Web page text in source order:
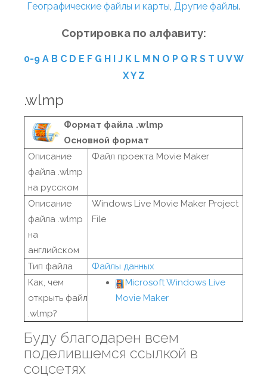
Географические файлы и карты, Другие файлы.
Сортировка по алфавиту:
0-9 A B C D E F G H I J K L M N O P Q R S T U VW
XY Z
.wlmp
Формат файла .wlmp
Основной формат
Описание
файла .wlmp
на русском
Файл проекта Movie Maker
Описание
файла .wlmp
на
английском
Windows Live Movie Maker Project
File
Тип файла
Файлы данных
Как, чем
открыть файл
.wlmp?
Microsoft Windows Live
Movie Maker
Буду благодарен всем
поделившемся ссылкой в
соцсетях